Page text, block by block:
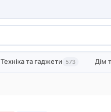
Техніка та гаджети 573 Дім